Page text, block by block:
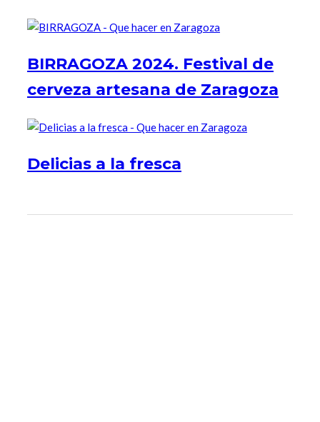
BIRRAGOZA 2024. Festival de
cerveza artesana de Zaragoza
Delicias a la fresca